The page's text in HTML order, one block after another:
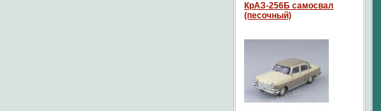
КрАЗ-256Б самосвал
(песочный)